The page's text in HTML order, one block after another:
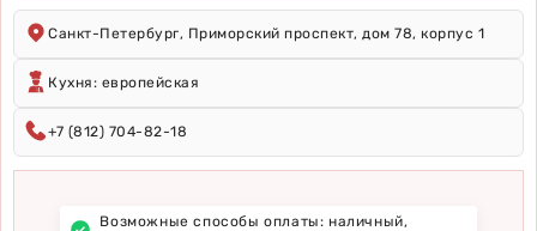
Санкт-Петербург, Приморский проспект, дом 78, корпус 1
Кухня: европейская
+7 (812) 704-82-18
Возможные способы оплаты: наличный,